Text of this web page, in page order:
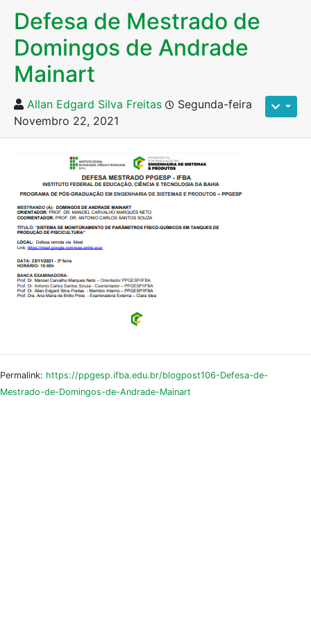
Defesa de Mestrado de
Domingos de Andrade
Mainart
Allan Edgard Silva Freitas
Segunda-feira
Novembro 22, 2021
Permalink: https://ppgesp.ifba.edu.br/blogpost106-Defesa-de-
Mestrado-de-Domingos-de-Andrade-Mainart